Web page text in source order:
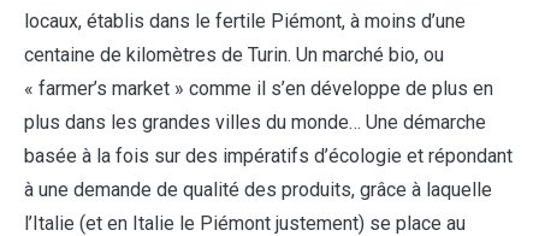
locaux, établis dans le fertile Piémont, à moins d’une
centaine de kilomètres de Turin. Un marché bio, ou
« farmer’s market » comme il s’en développe de plus en
plus dans les grandes villes du monde… Une démarche
basée à la fois sur des impératifs d’écologie et répondant
à une demande de qualité des produits, grâce à laquelle
l’Italie (et en Italie le Piémont justement) se place au